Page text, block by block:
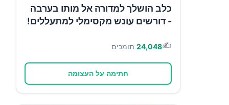
כלב הושלך למדורה אל מותו בערבה
- דורשים עונש מקסימלי למתעללים!
✍️
24,048 תומכים
חתימה על העצומה